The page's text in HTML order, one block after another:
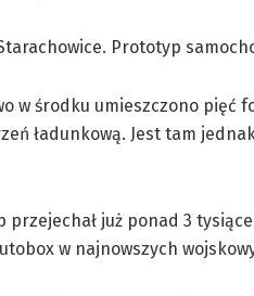
w środku umieszczono pięć
ładunkową. Jest tam
już ponad 3
w najnowszych